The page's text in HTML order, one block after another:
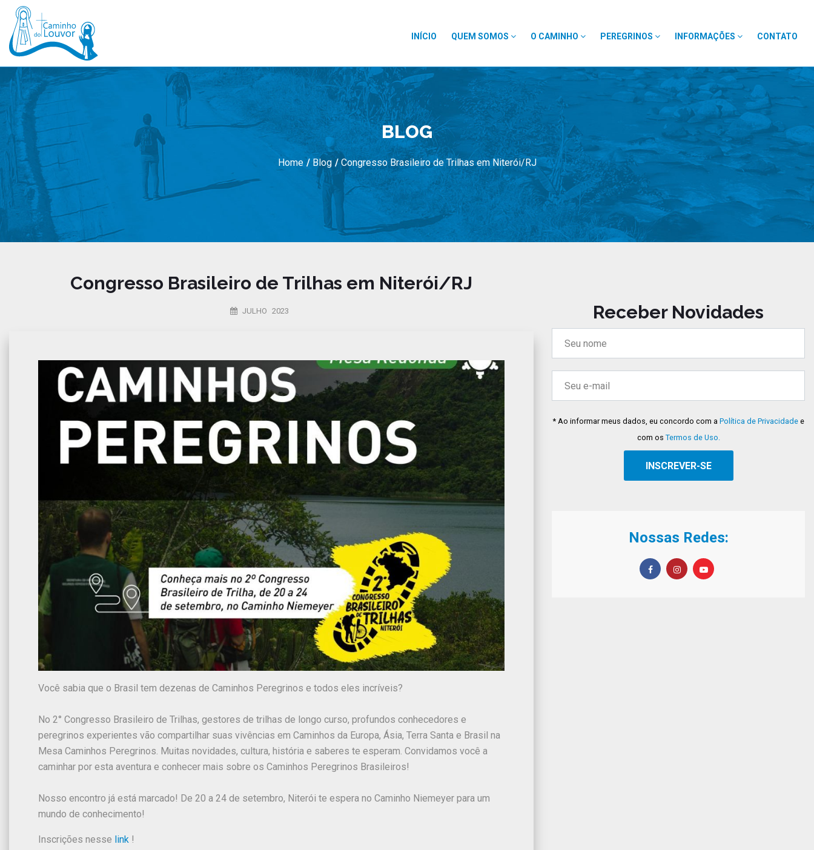
INÍCIO QUEM SOMOS O CAMINHO PEREGRINOS INFORMAÇÕES CONTATO
BLOG
Home /Blog /Congresso Brasileiro de Trilhas em Niterói/RJ
Congresso Brasileiro de Trilhas em Niterói/RJ
JULHO 2023
Você sabia que o Brasil tem dezenas de Caminhos Peregrinos e todos eles incríveis?
No 2° Congresso Brasileiro de Trilhas, gestores de trilhas de longo curso, profundos conhecedores e
peregrinos experientes vão compartilhar suas vivências em Caminhos da Europa, Ásia, Terra Santa e Brasil na
Mesa Caminhos Peregrinos. Muitas novidades, cultura, história e saberes te esperam. Convidamos você a
caminhar por esta aventura e conhecer mais sobre os Caminhos Peregrinos Brasileiros!
Nosso encontro já está marcado! De 20 a 24 de setembro, Niterói te espera no Caminho Niemeyer para um
mundo de conhecimento!
Inscrições nesse link !
Receber Novidades
* Ao informar meus dados, eu concordo com a Política de Privacidadee
com os Termos de Uso.
Nossas Redes: